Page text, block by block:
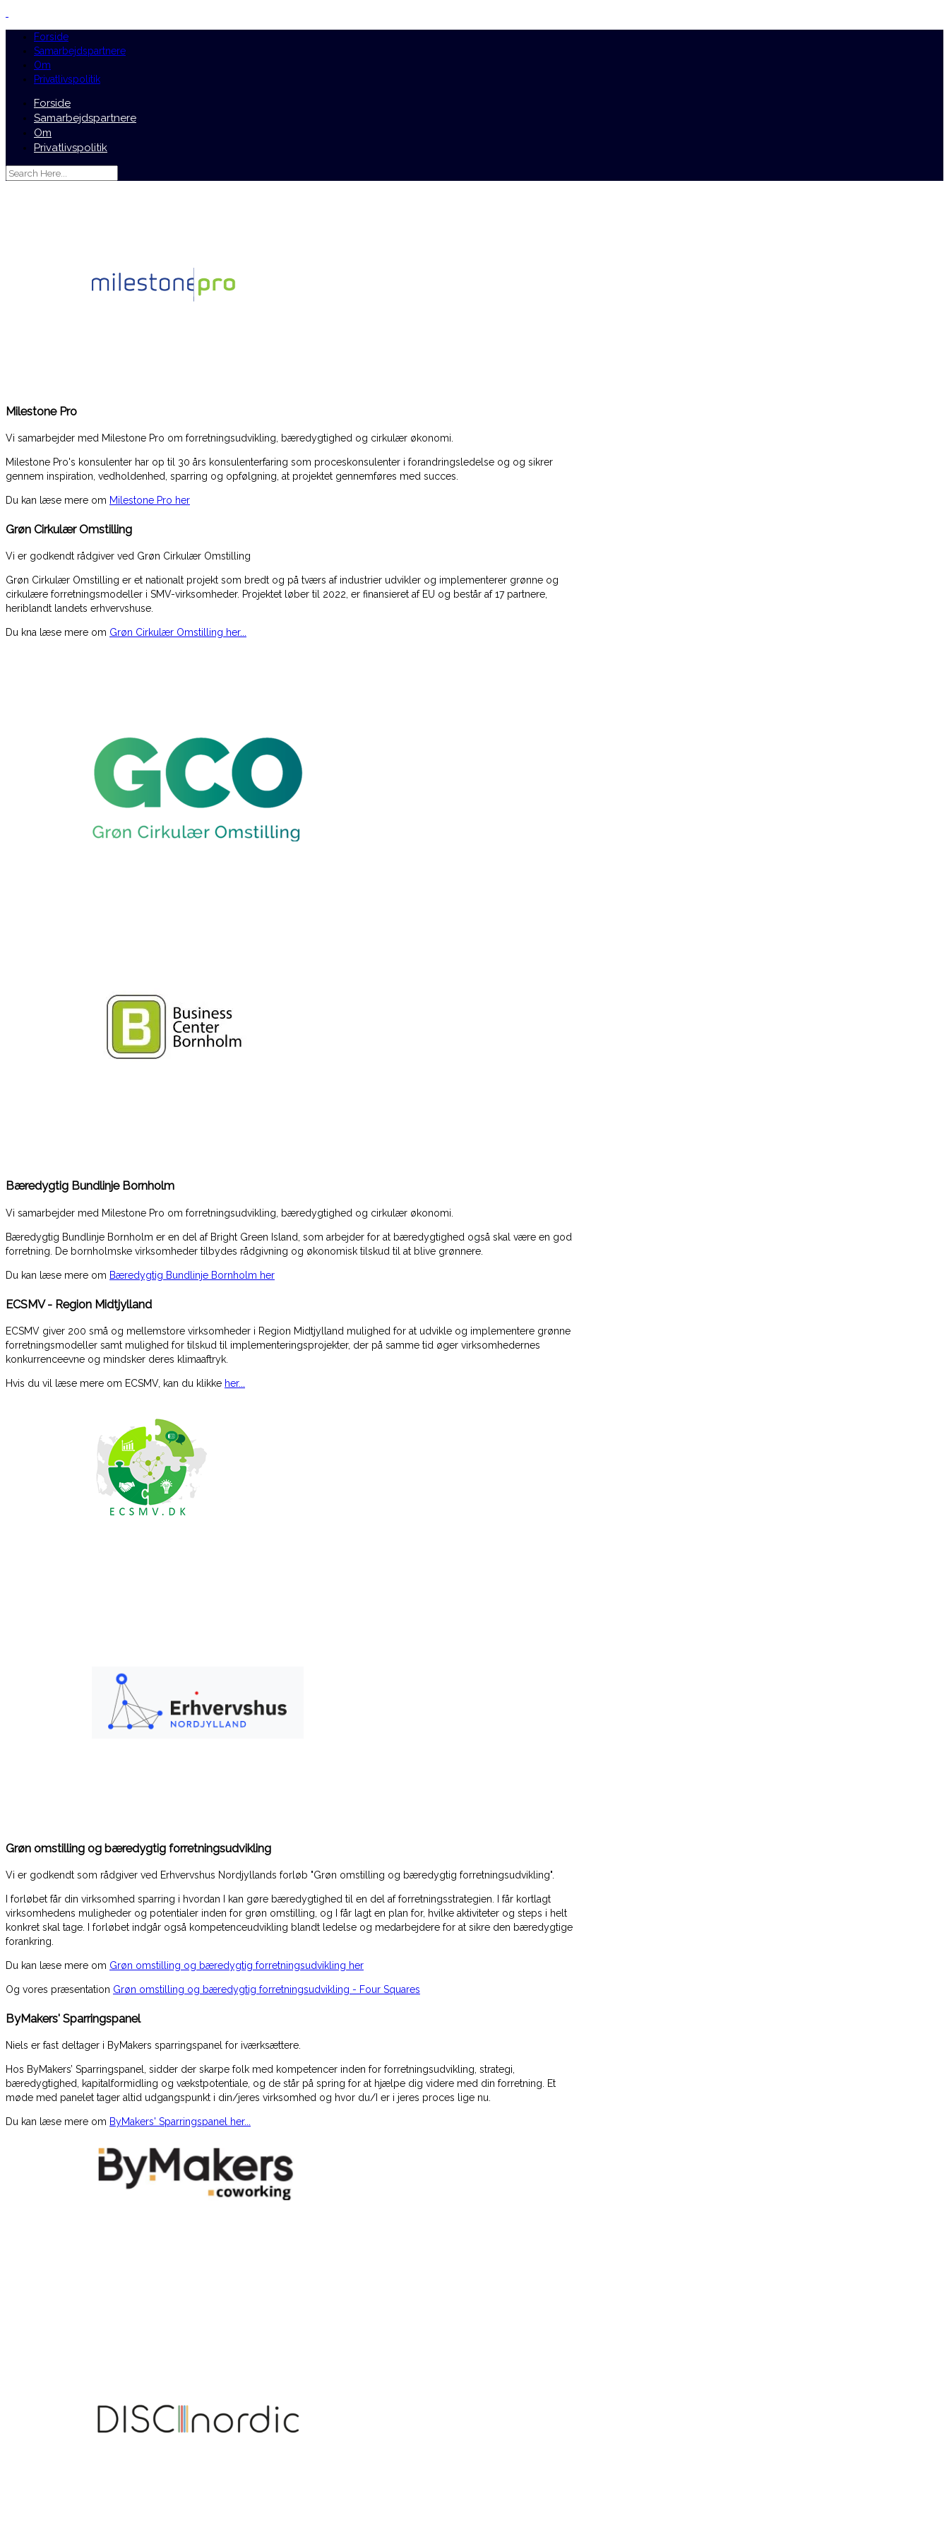
Forside
Samarbejdspartnere
Om
Privatlivspolitik
Forside
Samarbejdspartnere
Om
Privatlivspolitik
Milestone Pro
Vi samarbejder med Milestone Pro om forretningsudvikling, bæredygtighed og cirkulær økonomi.
Milestone Pro's konsulenter har op til 30 års konsulenterfaring som proceskonsulenter i forandringsledelse og og sikrer
gennem inspiration, vedholdenhed, sparring og opfølgning, at projektet gennemføres med succes.
Du kan læse mere om Milestone Pro her
Grøn Cirkulær Omstilling
Vi er godkendt rådgiver ved Grøn Cirkulær Omstilling
Grøn Cirkulær Omstilling er et nationalt projekt som bredt og på tværs af industrier udvikler og implementerer grønne og
cirkulære forretningsmodeller i SMV-virksomheder. Projektet løber til 2022, er finansieret af EU og består af 17 partnere,
heriblandt landets erhvervshuse.
Du kna læse mere om Grøn Cirkulær Omstilling her...
Bæredygtig Bundlinje Bornholm
Vi samarbejder med Milestone Pro om forretningsudvikling, bæredygtighed og cirkulær økonomi.
Bæredygtig Bundlinje Bornholm er en del af Bright Green Island, som arbejder for at bæredygtighed også skal være en god
forretning. De bornholmske virksomheder tilbydes rådgivning og økonomisk tilskud til at blive grønnere.
Du kan læse mere om Bæredygtig Bundlinje Bornholm her
ECSMV - Region Midtjylland
ECSMV giver 200 små og mellemstore virksomheder i Region Midtjylland mulighed for at udvikle og implementere grønne
forretningsmodeller samt mulighed for tilskud til implementeringsprojekter, der på samme tid øger virksomhedernes
konkurrenceevne og mindsker deres klimaaftryk.
Hvis du vil læse mere om ECSMV, kan du klikke her...
Grøn omstilling og bæredygtig forretningsudvikling
Vi er godkendt som rådgiver ved Erhvervshus Nordjyllands forløb "Grøn omstilling og bæredygtig forretningsudvikling".
I forløbet får din virksomhed sparring i hvordan I kan gøre bæredygtighed til en del af forretningsstrategien. I får kortlagt
virksomhedens muligheder og potentialer inden for grøn omstilling, og I får lagt en plan for, hvilke aktiviteter og steps i helt
konkret skal tage. I forløbet indgår også kompetenceudvikling blandt ledelse og medarbejdere for at sikre den bæredygtige
forankring.
Du kan læse mere om Grøn omstilling og bæredygtig forretningsudvikling her
Og vores præsentation Grøn omstilling og bæredygtig forretningsudvikling - Four Squares
ByMakers' Sparringspanel
Niels er fast deltager i ByMakers sparringspanel for iværksættere.
Hos ByMakers’ Sparringspanel, sidder der skarpe folk med kompetencer inden for forretningsudvikling, strategi,
bæredygtighed, kapitalformidling og vækstpotentiale, og de står på spring for at hjælpe dig videre med din forretning. Et
møde med panelet tager altid udgangspunkt i din/jeres virksomhed og hvor du/I er i jeres proces lige nu.
Du kan læse mere om ByMakers' Sparringspanel her...